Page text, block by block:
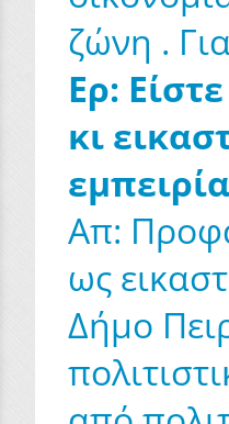
ζώνη .
Ερ:
κι
Απ:
ως
Δήμο